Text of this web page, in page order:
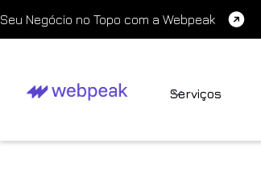
Seu Negócio no Topo com a Webpeak
Serviços